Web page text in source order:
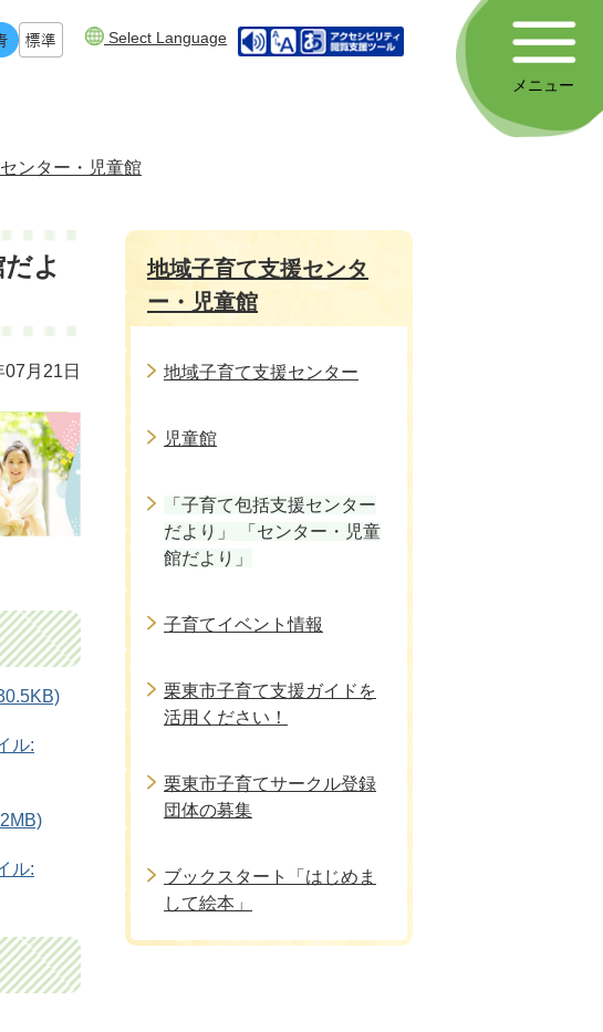
Select Language
メニュー
ンター・児童館
よ
月21日
ル:
ル:
地域子育て支援センタ
ー・児童館
地域子育て支援センター
児童館
「子育て包括支援センター
だより」 「センター・児童
館だより」
子育てイベント情報
栗東市子育て支援ガイドを
活用ください！
栗東市子育てサークル登録
団体の募集
ブックスタート「はじめま
して絵本」